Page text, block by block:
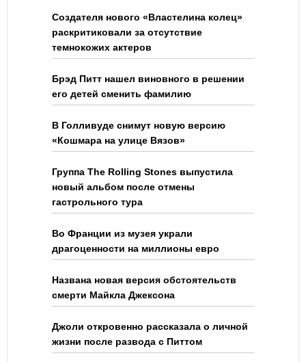
Создателя нового «Властелина колец»
раскритиковали за отсутствие
темнокожих актеров
Брэд Питт нашел виновного в решении
его детей сменить фамилию
В Голливуде снимут новую версию
«Кошмара на улице Вязов»
Группа The Rolling Stones выпустила
новый альбом после отмены
гастрольного тура
Во Франции из музея украли
драгоценности на миллионы евро
Названа новая версия обстоятельств
смерти Майкла Джексона
Джоли откровенно рассказала о личной
жизни после развода с Питтом